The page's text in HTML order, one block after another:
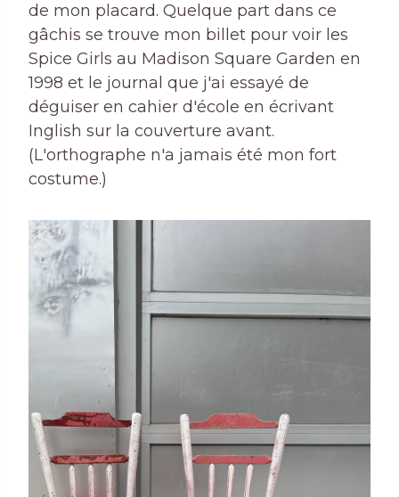
de mon placard. Quelque part dans ce
gâchis se trouve mon billet pour voir les
Spice Girls au Madison Square Garden en
1998 et le journal que j'ai essayé de
déguiser en cahier d'école en écrivant
Inglish sur la couverture avant.
(L'orthographe n'a jamais été mon fort
costume.)